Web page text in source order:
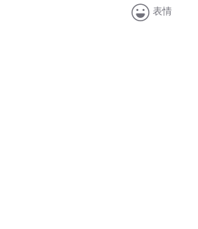
6. 洛阳纸贵
想要我再给你来适合小
表情